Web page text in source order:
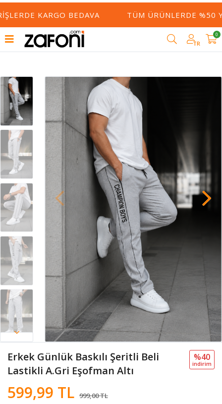
KARGO BEDAVA TÜM ÜRÜNLERDE %50
TR
0
Erkek Günlük Baskılı Şeritli Beli
Lastikli A.Gri Eşofman Altı
599,99 TL 999,00 TL
%40
i̇ndi̇ri̇m